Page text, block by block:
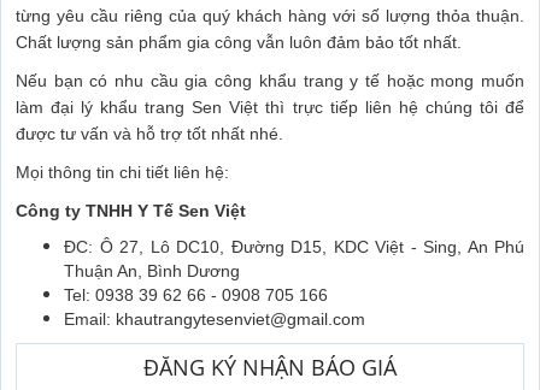
từng yêu cầu riêng của quý khách hàng với số lượng thỏa thuận.
Chất lượng sản phẩm gia công vẫn luôn đảm bảo tốt nhất.
Nếu bạn có nhu cầu gia công khẩu trang y tế hoặc mong muốn
làm đại lý khẩu trang Sen Việt thì trực tiếp liên hệ chúng tôi để
được tư vấn và hỗ trợ tốt nhất nhé.
Mọi thông tin chi tiết liên hệ:
Công ty TNHH Y Tế Sen Việt
ĐC: Ô 27, Lô DC10, Đường D15, KDC Việt - Sing, An Phú
Thuận An, Bình Dương
Tel: 0938 39 62 66 - 0908 705 166
Email: khautrangytesenviet@gmail.com
ĐĂNG KÝ NHẬN BÁO GIÁ